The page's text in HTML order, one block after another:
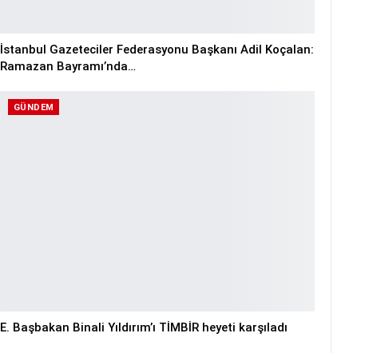
İstanbul Gazeteciler Federasyonu Başkanı Adil Koçalan:
Ramazan Bayramı’nda…
GÜNDEM
E. Başbakan Binali Yıldırım’ı TİMBİR heyeti karşıladı